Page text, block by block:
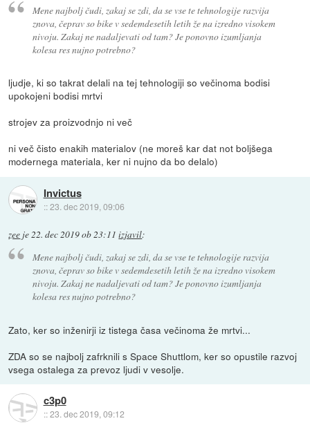
Mene najbolj čudi, zakaj se zdi, da se vse te tehnologije razvija
znova, čeprav so bike v sedemdesetih letih že na izredno visokem
nivoju. Zakaj ne nadaljevati od tam? Je ponovno izumljanja
kolesa res nujno potrebno?
ljudje, ki so takrat delali na tej tehnologiji so večinoma bodisi
upokojeni bodisi mrtvi
strojev za proizvodnjo ni več
ni več čisto enakih materialov (ne moreš kar dat not boljšega
modernega materiala, ker ni nujno da bo delalo)
Invictus
::23. dec 2019, 09:06
zee je 22. dec 2019 ob 23:11 izjavil:
Mene najbolj čudi, zakaj se zdi, da se vse te tehnologije razvija
znova, čeprav so bike v sedemdesetih letih že na izredno visokem
nivoju. Zakaj ne nadaljevati od tam? Je ponovno izumljanja
kolesa res nujno potrebno?
Zato, ker so inženirji iz tistega časa večinoma že mrtvi...
ZDA so se najbolj zafrknili s Space Shuttlom, ker so opustile razvoj
vsega ostalega za prevoz ljudi v vesolje.
c3p0
::23. dec 2019, 09:12